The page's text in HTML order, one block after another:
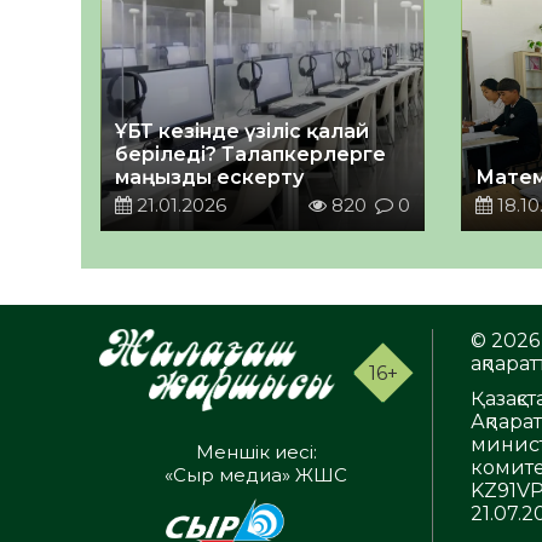
ҰБТ кезінде үзіліс қалай
беріледі? Талапкерлерге
маңызды ескерту
21.01.2026
820 0
16+
Меншік иесі:
«Сыр медиа» ЖШС
© 2026